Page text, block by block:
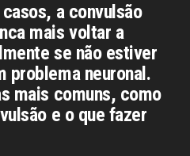
a convulsão
mais voltar a
se não estiver
problema neuronal.
mais comuns, como
e o que fazer